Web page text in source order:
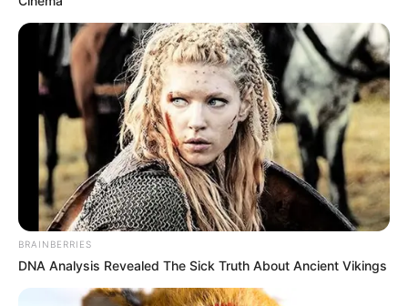
TAGS
BRAINBERRIES
DNA Analysis Revealed The Sick Truth About Ancient Vikings